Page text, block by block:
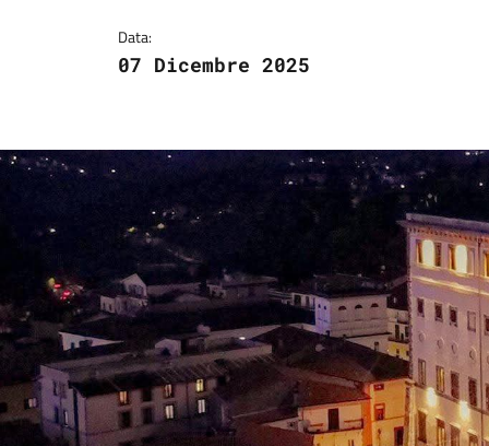
Data:
07 Dicembre 2025